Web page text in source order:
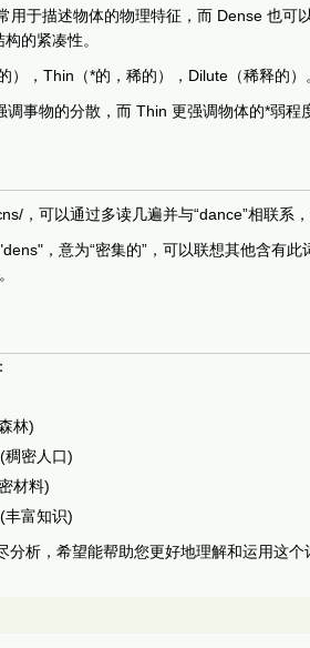
用于描述物体的物理特征，而 Dense 也可
的紧凑性。
），Thin（*的，稀的），Dilute（稀释的）
事物的分散，而 Thin 更强调物体的*弱程
，可以通过多读几遍并与“dance”相联系，
，意为“密集的”，可以联想其他含有
林)
(稠密人口)
材料)
(丰富知识)
分析，希望能帮助您更好地理解和运用这个